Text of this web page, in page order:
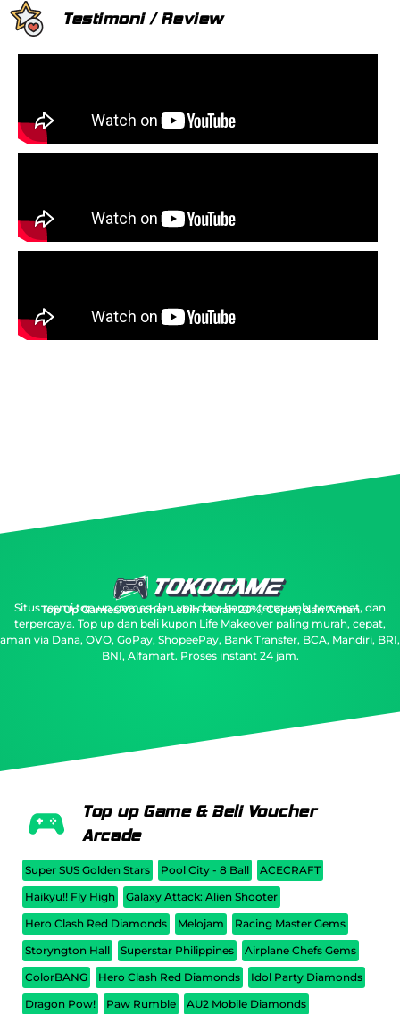
Testimoni / Review
Top Up Games Voucher Lebih Murah 20%, Cepat, dan Aman
Situs resmi top up games dan voucher harga termurah, tercepat, dan
terpercaya. Top up dan beli kupon Life Makeover paling murah, cepat,
aman via Dana, OVO, GoPay, ShopeePay, Bank Transfer, BCA, Mandiri, BRI,
BNI, Alfamart. Proses instant 24 jam.
Top up Game & Beli Voucher
Arcade
Super SUS Golden Stars Pool City - 8 Ball
ACECRAFT
Haikyu!! Fly High
Galaxy Attack: Alien Shooter
Hero Clash Red Diamonds
Melojam
Racing Master Gems
Storyngton Hall
Superstar Philippines
Airplane Chefs Gems
ColorBANG
Hero Clash Red Diamonds
Idol Party Diamonds
Dragon Pow!
Paw Rumble
AU2 Mobile Diamonds